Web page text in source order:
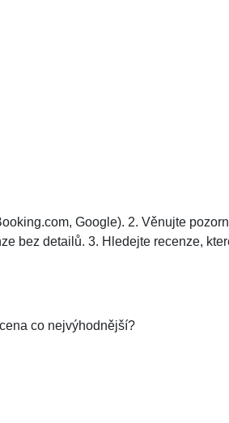
Google). 2. Věnujte
bez detailů. 3. Hledejte recenze,
co nejvýhodnější?